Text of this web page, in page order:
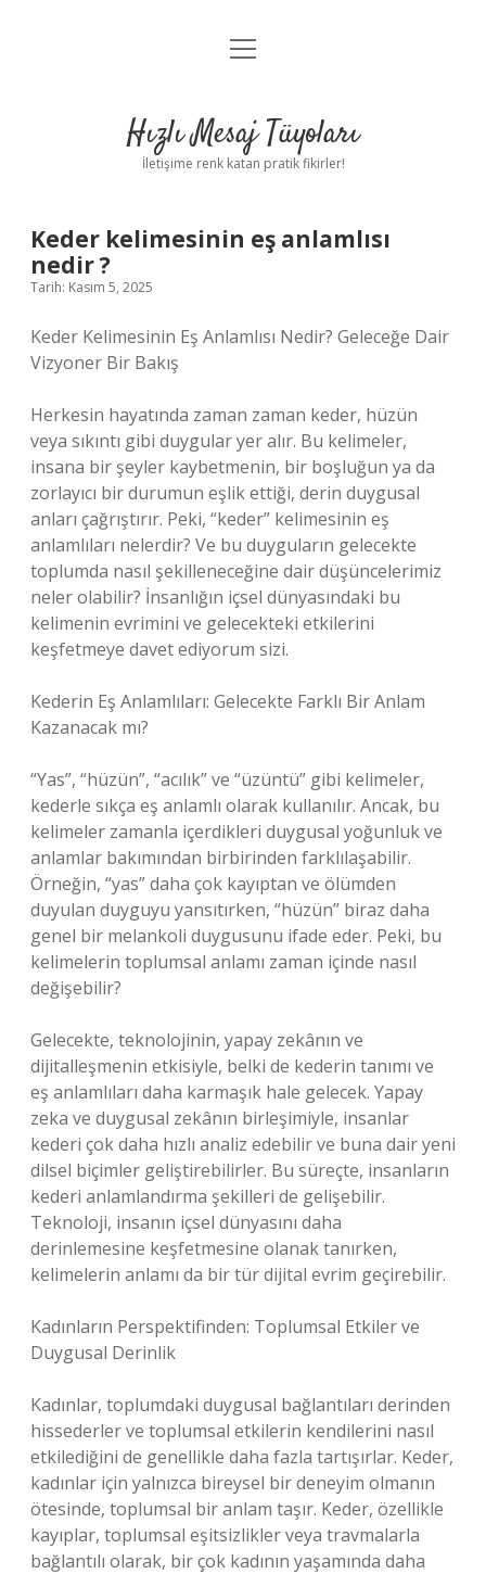
Anasayfa
Yasal Uyarı
menüyü
Hızlı Mesaj Tüyoları
İletişime renk katan pratik fikirler!
Keder kelimesinin eş anlamlısı
nedir ?
Tarih: Kasım 5, 2025
Keder Kelimesinin Eş Anlamlısı Nedir? Geleceğe Dair
Vizyoner Bir Bakış
Herkesin hayatında zaman zaman keder, hüzün
veya sıkıntı gibi duygular yer alır. Bu kelimeler,
insana bir şeyler kaybetmenin, bir boşluğun ya da
zorlayıcı bir durumun eşlik ettiği, derin duygusal
anları çağrıştırır. Peki, “keder” kelimesinin eş
anlamlıları nelerdir? Ve bu duyguların gelecekte
toplumda nasıl şekilleneceğine dair düşüncelerimiz
neler olabilir? İnsanlığın içsel dünyasındaki bu
kelimenin evrimini ve gelecekteki etkilerini
keşfetmeye davet ediyorum sizi.
Kederin Eş Anlamlıları: Gelecekte Farklı Bir Anlam
Kazanacak mı?
“Yas”, “hüzün”, “acılık” ve “üzüntü” gibi kelimeler,
kederle sıkça eş anlamlı olarak kullanılır. Ancak, bu
kelimeler zamanla içerdikleri duygusal yoğunluk ve
anlamlar bakımından birbirinden farklılaşabilir.
Örneğin, “yas” daha çok kayıptan ve ölümden
duyulan duyguyu yansıtırken, “hüzün” biraz daha
genel bir melankoli duygusunu ifade eder. Peki, bu
kelimelerin toplumsal anlamı zaman içinde nasıl
değişebilir?
Gelecekte, teknolojinin, yapay zekânın ve
dijitalleşmenin etkisiyle, belki de kederin tanımı ve
eş anlamlıları daha karmaşık hale gelecek. Yapay
zeka ve duygusal zekânın birleşimiyle, insanlar
kederi çok daha hızlı analiz edebilir ve buna dair yeni
dilsel biçimler geliştirebilirler. Bu süreçte, insanların
kederi anlamlandırma şekilleri de gelişebilir.
Teknoloji, insanın içsel dünyasını daha
derinlemesine keşfetmesine olanak tanırken,
kelimelerin anlamı da bir tür dijital evrim geçirebilir.
Kadınların Perspektifinden: Toplumsal Etkiler ve
Duygusal Derinlik
Kadınlar, toplumdaki duygusal bağlantıları derinden
hissederler ve toplumsal etkilerin kendilerini nasıl
etkilediğini de genellikle daha fazla tartışırlar. Keder,
kadınlar için yalnızca bireysel bir deneyim olmanın
ötesinde, toplumsal bir anlam taşır. Keder, özellikle
kayıplar, toplumsal eşitsizlikler veya travmalarla
bağlantılı olarak, bir çok kadının yaşamında daha